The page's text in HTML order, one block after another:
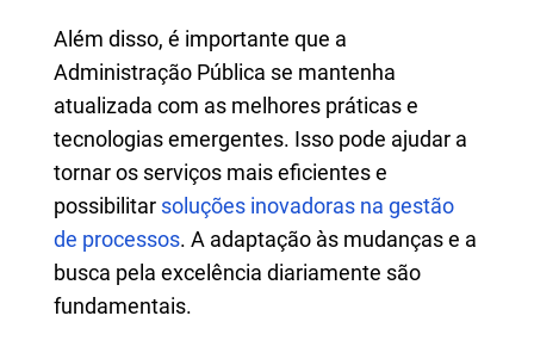
Além disso, é importante que a
Administração Pública se mantenha
atualizada com as melhores práticas e
tecnologias emergentes. Isso pode ajudar a
tornar os serviços mais eficientes e
possibilitar soluções inovadoras na gestão
de processos. A adaptação às mudanças e a
busca pela excelência diariamente são
fundamentais.